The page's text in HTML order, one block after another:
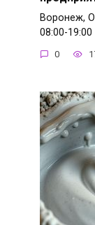
Воронеж,
08:00-19:00
0